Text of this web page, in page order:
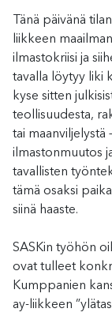
Tänä päivänä
liikkeen
ilmastokriisi ja
tavalla löytyy liki
kyse sitten
teollisuudesta,
tai maanviljelystä
ilmastonmuutos
tavallisten
tämä osaksi
siinä haaste.
SASKin työhön
ovat tulleet
Kumppanien
ay-liikkeen